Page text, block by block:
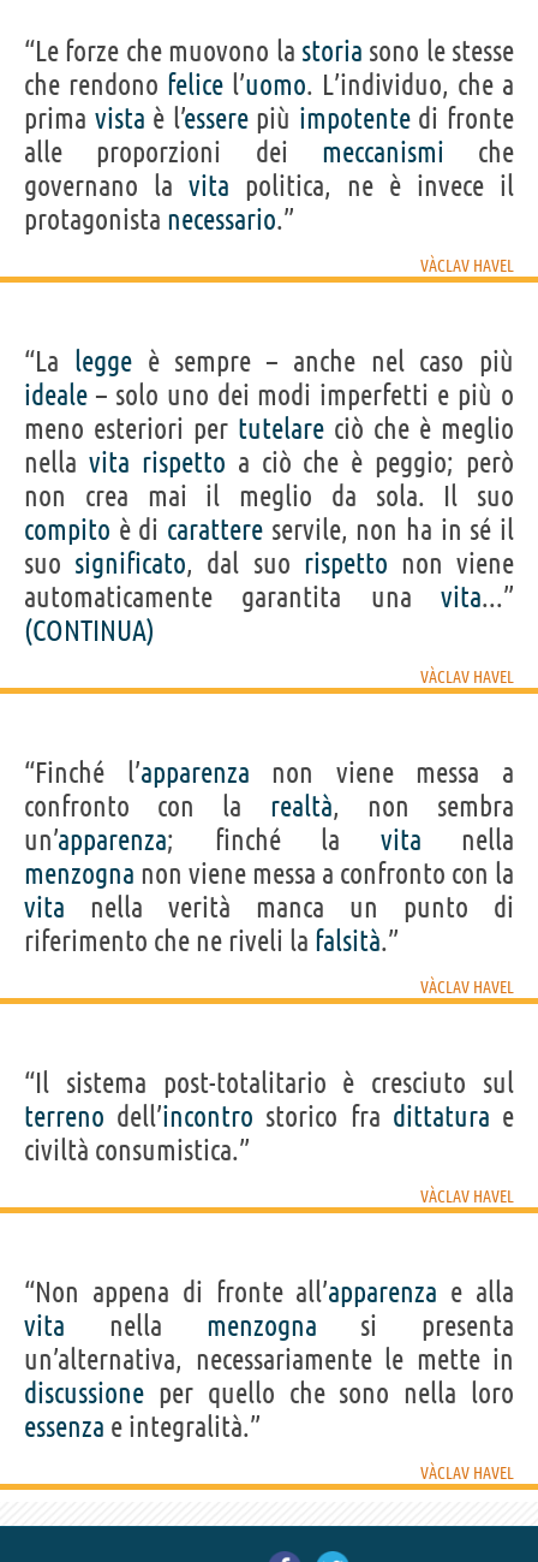
“Le forze che muovono la storia sono le stesse
che rendono felice l’uomo. L’individuo, che a
prima vista è l’esserepiù impotentedi fronte
alle proporzioni dei meccanismi che
governano la vita politica, ne è invece il
protagonista necessario.”
VÀCLAV HAVEL
“La leggeè sempre – anche nel caso più
ideale – solo uno dei modi imperfetti e più o
meno esteriori per tutelare ciò che è meglio
nella vita rispetto a ciò che è peggio; però
non crea mai il meglio da sola. Il suo
compito è di carattere servile, non ha in sé il
suo significato, dal suo rispetto non viene
automaticamente garantita una vita...”
(CONTINUA)
VÀCLAV HAVEL
“Finché l’apparenza non viene messa a
confronto con la realtà, non sembra
un’apparenza; finché la vita nella
menzogna non viene messa a confronto con la
vita nella verità manca un punto di
riferimento che ne riveli la falsità.”
VÀCLAV HAVEL
“Il sistema post-totalitario è cresciuto sul
terreno dell’incontro storico fra dittatura e
civiltà consumistica.”
VÀCLAV HAVEL
“Non appena di fronte all’apparenza e alla
vita nella menzogna si presenta
un’alternativa, necessariamente le mette in
discussione per quello che sono nella loro
essenza e integralità.”
VÀCLAV HAVEL